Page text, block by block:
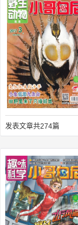
发表文章共274篇